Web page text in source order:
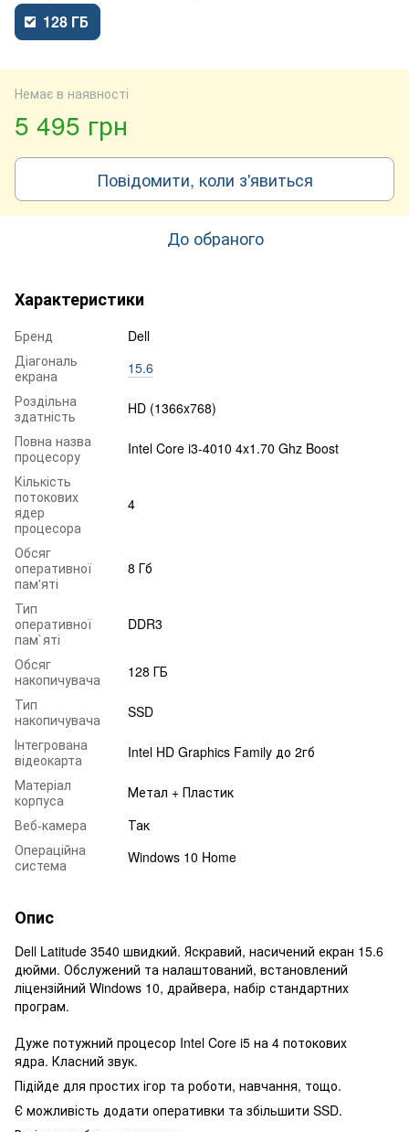
128 ГБ
Немає в наявності
5 495 грн
Повідомити, коли з'явиться
До обраного
Характеристики
Бренд
Dell
Діагональ
екрана
15.6
Роздільна
здатність
HD (1366x768)
Повна назва
процесору
Intel Core i3-4010 4x1.70 Ghz Boost
Кількість
потокових
ядер
процесора
4
Обсяг
оперативної
пам'яті
8 Гб
Тип
оперативної
пам`яті
DDR3
Обсяг
накопичувача
128 ГБ
Тип
накопичувача
SSD
Інтегрована
відеокарта
Intel HD Graphics Family до 2гб
Матеріал
корпуса
Метал + Пластик
Веб-камера
Так
Операційна
система
Windows 10 Home
Опис
Dell Latitude 3540 швидкий. Яскравий, насичений екран 15.6
дюйми. Обслужений та налаштований, встановлений
ліцензійний Windows 10, драйвера, набір стандартних
програм.
Дуже потужний процесор Intel Core i5 на 4 потокових
ядра. Класний звук.
Підійде для простих ігор та роботи, навчання, тощо.
Є можливість додати оперативки та збільшити SSD.